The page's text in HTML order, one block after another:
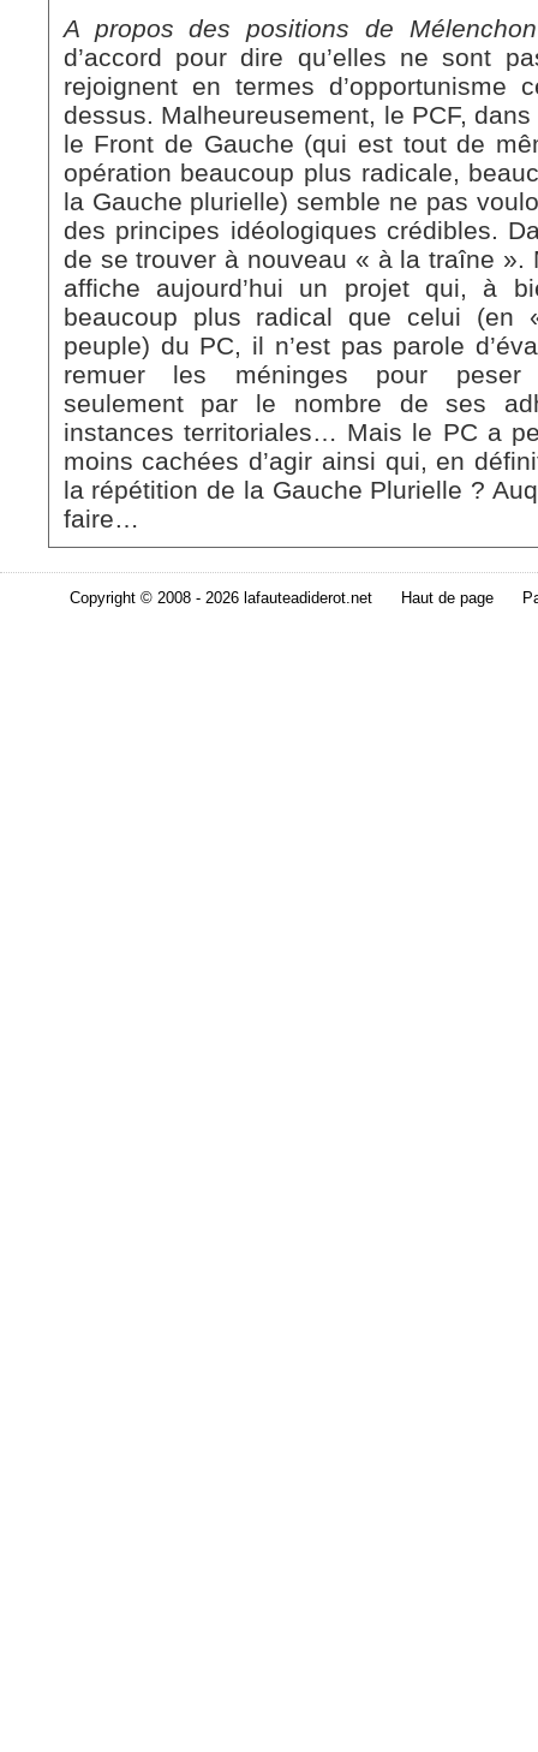
A propos des positions de
d’accord pour dire qu’elles ne sont
rejoignent en termes d’opportunisme
dessus. Malheureusement, le PCF,
le Front de Gauche (qui est tout de
opération beaucoup plus radicale,
la Gauche plurielle) semble ne pas
des principes idéologiques crédibles.
de se trouver à nouveau « à la traîne ».
affiche aujourd’hui un projet qui, à
beaucoup plus radical que celui (en
peuple) du PC, il n’est pas parole
remuer les méninges pour peser
seulement par le nombre de ses
instances territoriales… Mais le PC a
moins cachées d’agir ainsi qui, en
la répétition de la Gauche Plurielle ?
faire…
Copyright © 2008 - 2026 lafauteadiderot.net Haut de page